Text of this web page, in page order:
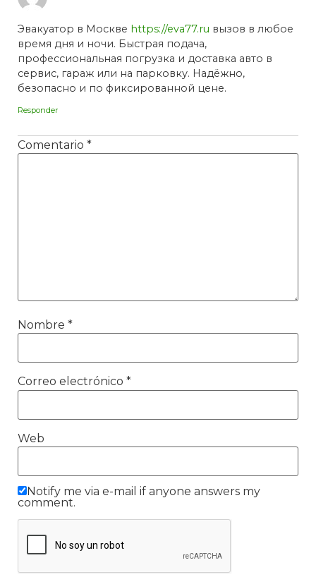
Эвакуатор в Москве https://eva77.ru вызов в любое
время дня и ночи. Быстрая подача,
профессиональная погрузка и доставка авто в
сервис, гараж или на парковку. Надёжно,
безопасно и по фиксированной цене.
Responder
Comentario *
Nombre *
Correo electrónico *
Web
Notify me via e-mail if anyone answers my
comment.